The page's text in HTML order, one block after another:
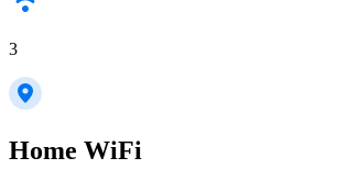
3
Home WiFi